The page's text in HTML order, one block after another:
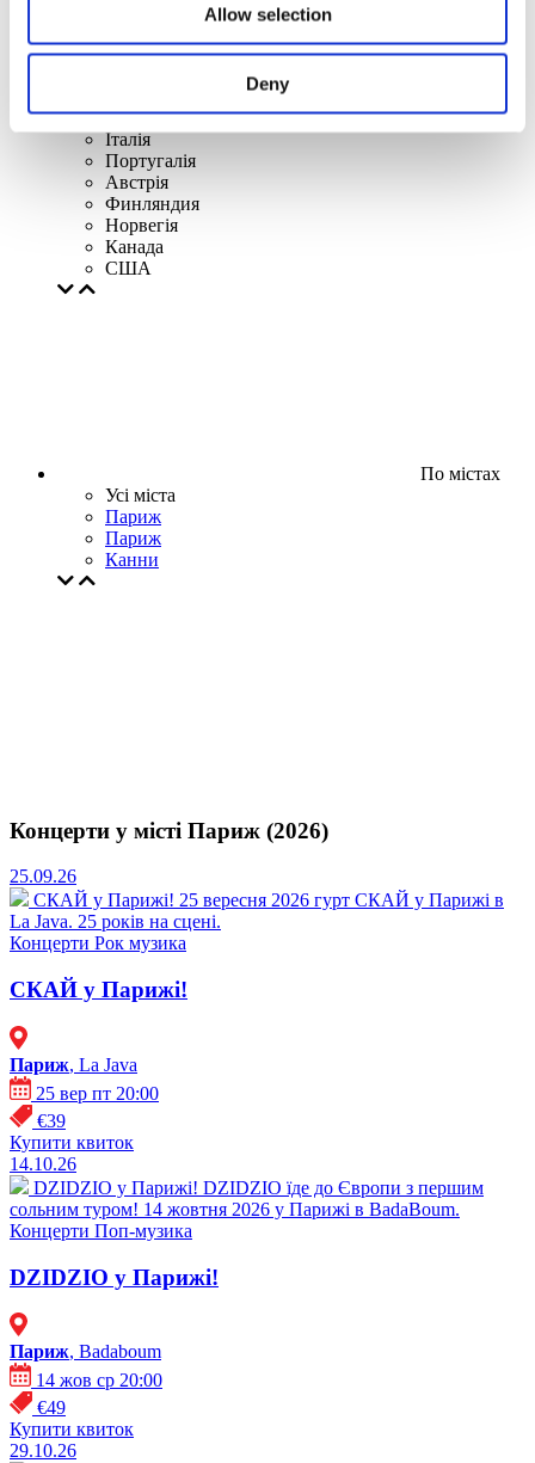
Allow selection
Deny
Угорщина
Iрландія
Iталiя
Португалія
Австрія
Финляндия
Норвегія
Канада
США
По містах
Усі міста
Париж
Париж
Канни
Концерти у місті Париж (2026)
25.09.26
СКАЙ у Парижі! 25 вересня 2026 гурт СКАЙ у Парижі в
La Java. 25 років на сцені.
Концерти Рок музика
СКАЙ у Парижі!
Париж, La Java
25 вер пт 20:00
€39
Купити квиток
14.10.26
DZIDZIO у Парижі! DZIDZIO їде до Європи з першим
сольним туром! 14 жовтня 2026 у Парижі в BadaBoum.
Концерти Поп-музика
DZIDZIO у Парижі!
Париж, Badaboum
14 жов ср 20:00
€49
Купити квиток
29.10.26